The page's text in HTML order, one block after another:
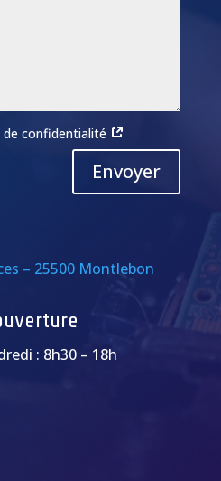
de confidentialité
Envoyer
– 25500 Montlebon
: 8h30 – 18h